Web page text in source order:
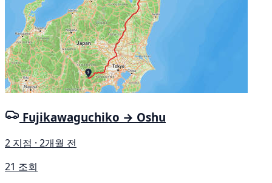
Fujikawaguchiko → Oshu
2 지점 · 2개월 전
21 조회